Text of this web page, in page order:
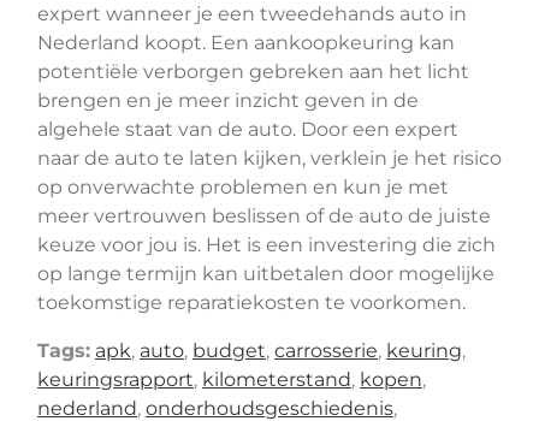
expert wanneer je een tweedehands auto in
Nederland koopt. Een aankoopkeuring kan
potentiële verborgen gebreken aan het licht
brengen en je meer inzicht geven in de
algehele staat van de auto. Door een expert
naar de auto te laten kijken, verklein je het risico
op onverwachte problemen en kun je met
meer vertrouwen beslissen of de auto de juiste
keuze voor jou is. Het is een investering die zich
op lange termijn kan uitbetalen door mogelijke
toekomstige reparatiekosten te voorkomen.
Tags: apk, auto, budget, carrosserie, keuring,
keuringsrapport, kilometerstand, kopen,
nederland, onderhoudsgeschiedenis,